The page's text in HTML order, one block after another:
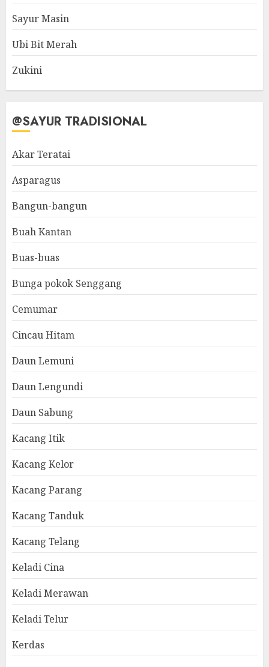
Sayur Masin
Ubi Bit Merah
Zukini
@SAYUR TRADISIONAL
Akar Teratai
Asparagus
Bangun-bangun
Buah Kantan
Buas-buas
Bunga pokok Senggang
Cemumar
Cincau Hitam
Daun Lemuni
Daun Lengundi
Daun Sabung
Kacang Itik
Kacang Kelor
Kacang Parang
Kacang Tanduk
Kacang Telang
Keladi Cina
Keladi Merawan
Keladi Telur
Kerdas